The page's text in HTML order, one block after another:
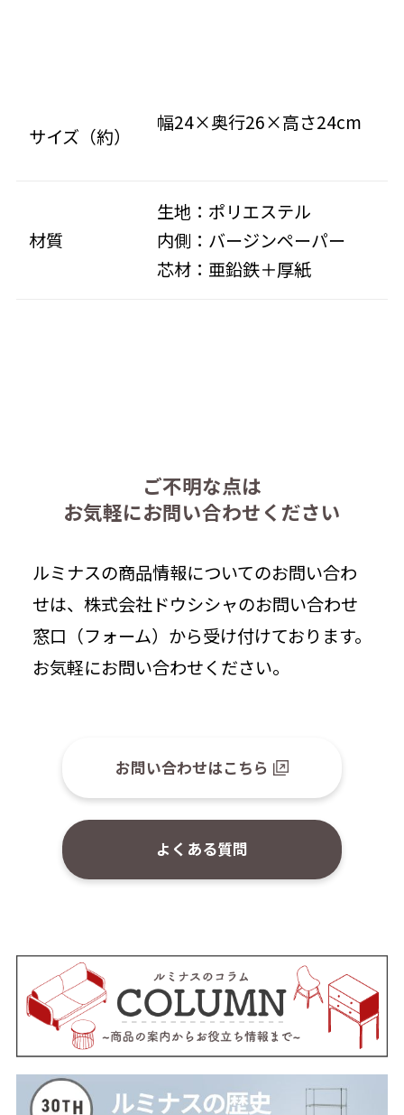
サイズ（約）
幅24×奥行26×高さ24cm
材質
生地：ポリエステル
内側：バージンペーパー
芯材：亜鉛鉄＋厚紙
ご不明な点は
お気軽にお問い合わせください
ルミナスの商品情報についてのお問い合わ
せは、株式会社ドウシシャのお問い合わせ
窓口（フォーム）から受け付けております。
お気軽にお問い合わせください。
お問い合わせはこちら
よくある質問